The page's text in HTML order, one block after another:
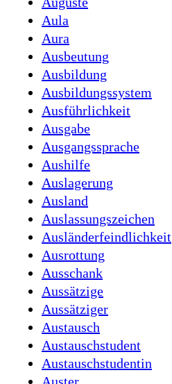
Aula
Aura
Ausbeutung
Ausbildung
Ausbildungssystem
Ausführlichkeit
Ausgabe
Ausgangssprache
Aushilfe
Auslagerung
Ausland
Auslassungszeichen
Ausländerfeindlichkeit
Ausrottung
Ausschank
Aussätzige
Aussätziger
Austausch
Austauschstudent
Austauschstudentin